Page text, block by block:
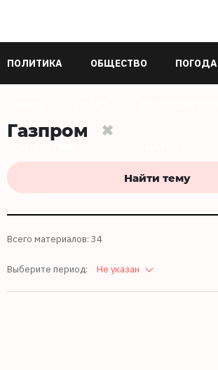
ПОЛИТИКА ОБЩЕСТВО ПОГОДА
Газпром
Найти тему
Всего материалов: 34
Выберите период: Не указан